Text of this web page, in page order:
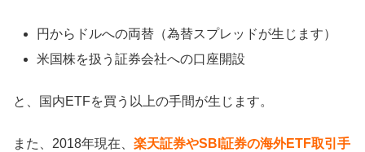
円からドルへの両替（為替スプレッドが生じます）
米国株を扱う証券会社への口座開設
と、国内ETFを買う以上の手間が生じます。
また、2018年現在、 楽天証券やSBI証券の海外ETF取引手